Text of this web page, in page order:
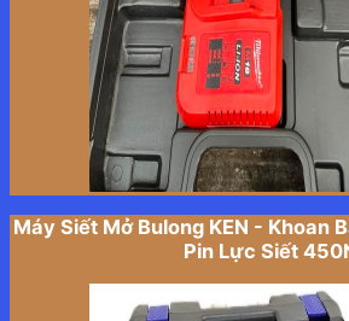
Máy Siết Mở Bulong KEN - Khoan
Pin Lực Siết